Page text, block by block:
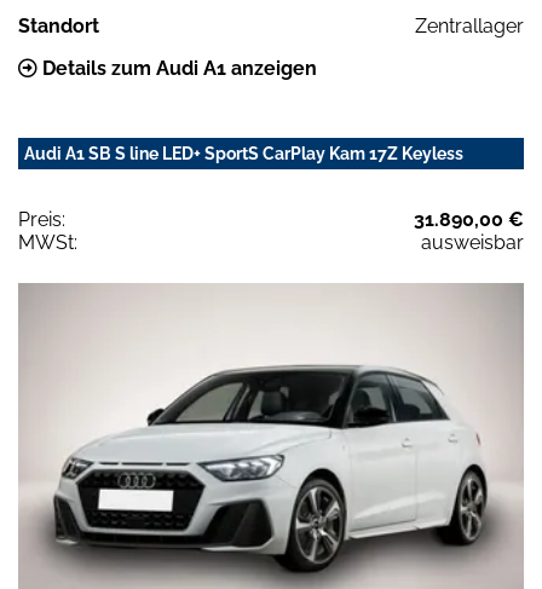
Standort
Zentrallager
Details zum Audi A1 anzeigen
Audi A1 SB S line LED+ SportS CarPlay Kam 17Z Keyless
Preis:
31.890,00 €
MWSt:
ausweisbar